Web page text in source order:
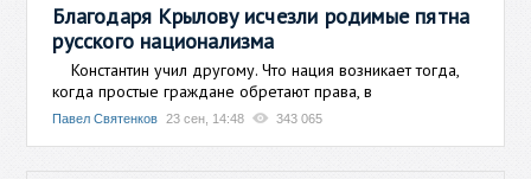
Благодаря Крылову исчезли родимые пятна
русского национализма
Константин учил другому. Что нация возникает тогда,
когда простые граждане обретают права, в
Павел Святенков 23 сен, 14:48 343 065